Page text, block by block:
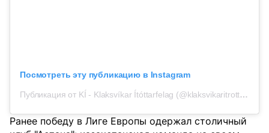
Посмотреть эту публикацию в Instagram
Публикация от KÍ - Klaksvíkar Ítóttarfelag (@klaksvikaritrottarfelag)
Ранее победу в Лиге Европы одержал столичный